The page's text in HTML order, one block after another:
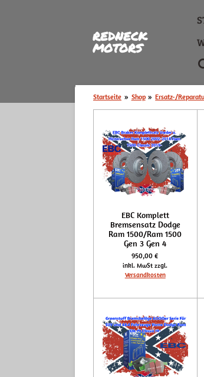
REDNECK
MOTORS
Startseite » Shop » Ersatz-/
EBC Komplett
Bremsensatz Dodge
Ram 1500/Ram 1500
Gen 3 Gen 4
950,00 €
inkl. MwSt zzgl.
Versandkosten